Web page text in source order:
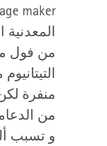
maker
من فول
منفرة
من
و تسبب